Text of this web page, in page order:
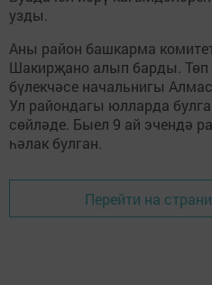
узды.
Аны район башкарма
Шакирҗано алып барды. Төп
бүлекчәсе начальнигы
Ул райондагы юлларда
сөйләде. Быел 9 ай эчендә
һәлак булган.
Перейти на